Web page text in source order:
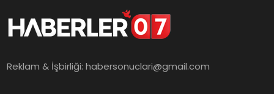
Reklam & İşbirliği:habersonuclari@gmail.com